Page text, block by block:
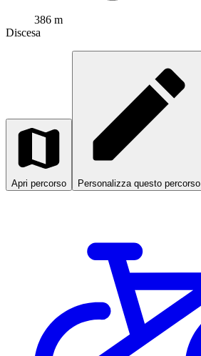
386 m
Discesa
Apri percorso Personalizza questo percorso